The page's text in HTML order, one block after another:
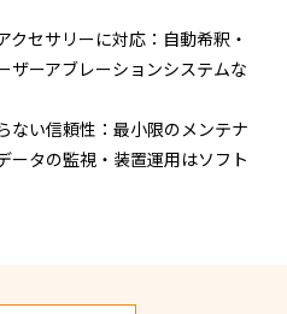
クセサリーに対応：自動希釈・
ザーアブレーションシステムな
ない信頼性：最小限のメンテナ
ータの監視・装置運用はソフト